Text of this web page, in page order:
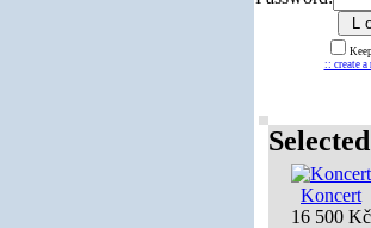
:: create a
Koncert
16 500 Kč